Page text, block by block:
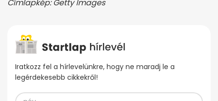
Címlapkép: Getty Images
Iratkozz fel a hírlevelünkre, hogy ne maradj le a
legérdekesebb cikkekről!